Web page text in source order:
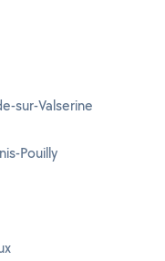
sur-Valserine
Pouilly